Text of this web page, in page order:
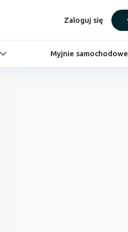
Zaloguj się
Myjnie samochodowe